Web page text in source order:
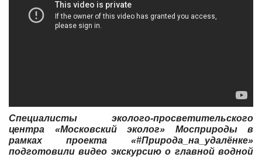
Специалисты эколого-просветительского
центра «Московский эколог» Мосприроды в
рамках проекта «#Природа_на_удалёнке»
подготовили видео экскурсию о главной водной